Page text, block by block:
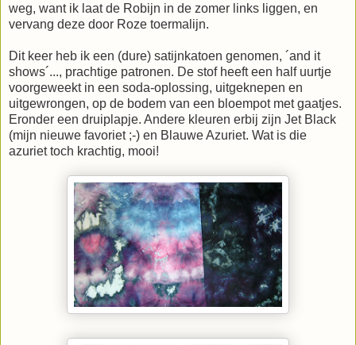
weg, want ik laat de Robijn in de zomer links liggen, en
vervang deze door Roze toermalijn.
Dit keer heb ik een (dure) satijnkatoen genomen, ´and it
shows´..., prachtige patronen. De stof heeft een half uurtje
voorgeweekt in een soda-oplossing, uitgeknepen en
uitgewrongen, op de bodem van een bloempot met gaatjes.
Eronder een druiplapje. Andere kleuren erbij zijn Jet Black
(mijn nieuwe favoriet ;-) en Blauwe Azuriet. Wat is die
azuriet toch krachtig, mooi!